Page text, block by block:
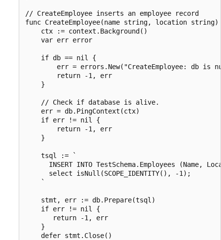
// CreateEmployee inserts an employee record
func CreateEmployee(name string, location
    ctx := context.Background()
    var err error
    if db == nil {
err = errors.New("CreateEmployee: db is
        return -1, err
    }
    // Check if database is alive.
    err = db.PingContext(ctx)
    if err != nil {
        return -1, err
    }
    tsql := `
INSERT INTO TestSchema.Employees (Name,
      select isNull(SCOPE_IDENTITY(), -1);
    `
    stmt, err := db.Prepare(tsql)
    if err != nil {
       return -1, err
    }
    defer stmt.Close()